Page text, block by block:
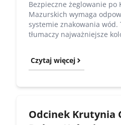
Bezpieczne żeglowanie po
Mazurskich wymaga
systemie znakowania
tłumaczy najważniejsze
Czytaj więcej
Odcinek Krutynia